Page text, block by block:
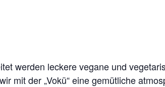
werden leckere vegane und
mit der „Vokü“ eine gemütliche